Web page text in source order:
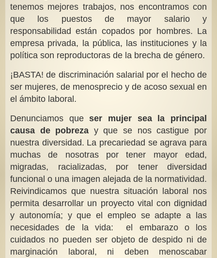
tenemos mejores trabajos, nos encontramos con
que los puestos de mayor salario y
responsabilidad están copados por hombres. La
empresa privada, la pública, las instituciones y la
política son reproductoras de la brecha de género.
¡BASTA! de discriminación salarial por el hecho de
ser mujeres, de menosprecio y de acoso sexual en
el ámbito laboral.
Denunciamos que ser mujer sea la principal
causa de pobreza y que se nos castigue por
nuestra diversidad. La precariedad se agrava para
muchas de nosotras por tener mayor edad,
migradas, racializadas, por tener diversidad
funcional o una imagen alejada de la normatividad.
Reivindicamos que nuestra situación laboral nos
permita desarrollar un proyecto vital con dignidad
y autonomía; y que el empleo se adapte a las
necesidades de la vida: el embarazo o los
cuidados no pueden ser objeto de despido ni de
marginación laboral, ni deben menoscabar